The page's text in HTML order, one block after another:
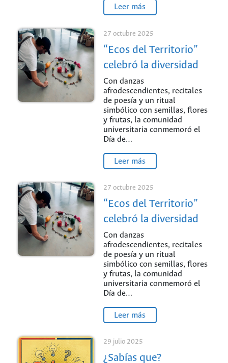
Leer más
27 octubre 2025
“Ecos del Territorio”
celebró la diversidad
cultural en la UNAL
Sede de La Paz
Con danzas
afrodescendientes, recitales
de poesía y un ritual
simbólico con semillas, flores
y frutas, la comunidad
universitaria conmemoró el
Día de…
Leer más
27 octubre 2025
“Ecos del Territorio”
celebró la diversidad
cultural en la UNAL
Sede de La Paz
Con danzas
afrodescendientes, recitales
de poesía y un ritual
simbólico con semillas, flores
y frutas, la comunidad
universitaria conmemoró el
Día de…
Leer más
29 julio 2025
¿Sabías que?